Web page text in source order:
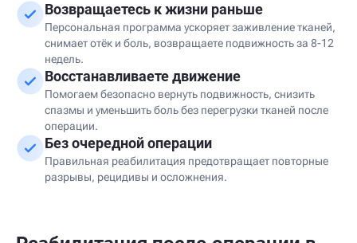
Возвращаетесь к жизни раньше
Персональная программа ускоряет заживление тканей,
снимает отёк и боль, возвращаете подвижность за 8-12
недель.
Восстанавливаете движение
Помогаем безопасно вернуть подвижность, снизить
спазмы и уменьшить боль без перегрузки тканей после
операции.
Без очередной операции
Правильная реабилитация предотвращает повторные
разрывы, рецидивы и осложнения.